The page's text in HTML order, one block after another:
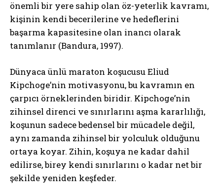
önemli bir yere sahip olan öz-yeterlik kavramı,
kişinin kendi becerilerine ve hedeflerini
başarma kapasitesine olan inancı olarak
tanımlanır (Bandura, 1997).
Dünyaca ünlü maraton koşucusu Eliud
Kipchoge’nin motivasyonu, bu kavramın en
çarpıcı örneklerinden biridir. Kipchoge’nin
zihinsel direnci ve sınırlarını aşma kararlılığı,
koşunun sadece bedensel bir mücadele değil,
aynı zamanda zihinsel bir yolculuk olduğunu
ortaya koyar. Zihin, koşuya ne kadar dahil
edilirse, birey kendi sınırlarını o kadar net bir
şekilde yeniden keşfeder.